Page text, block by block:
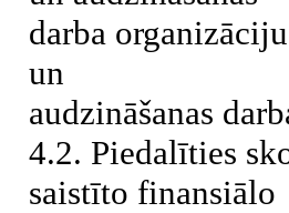
darba
un
audzināšanas
4.2. Piedalīties
saistīto finansiālo